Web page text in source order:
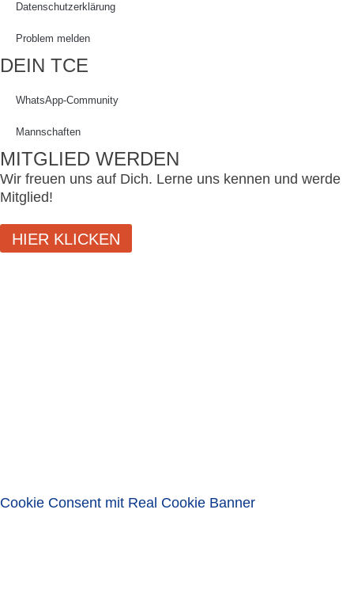
Datenschutzerklärung
Problem melden
DEIN TCE
WhatsApp-Community
Mannschaften
MITGLIED WERDEN
Wir freuen uns auf Dich. Lerne uns kennen und werde
Mitglied!
HIER KLICKEN
Cookie Consent mit Real Cookie Banner